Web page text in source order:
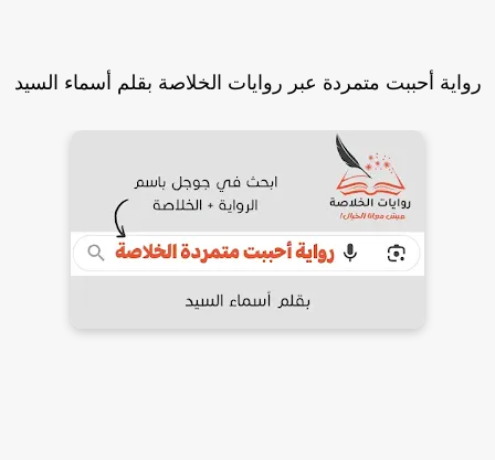
أحببت متمردة عبر روايات الخلاصة بقلم أسماء السيد